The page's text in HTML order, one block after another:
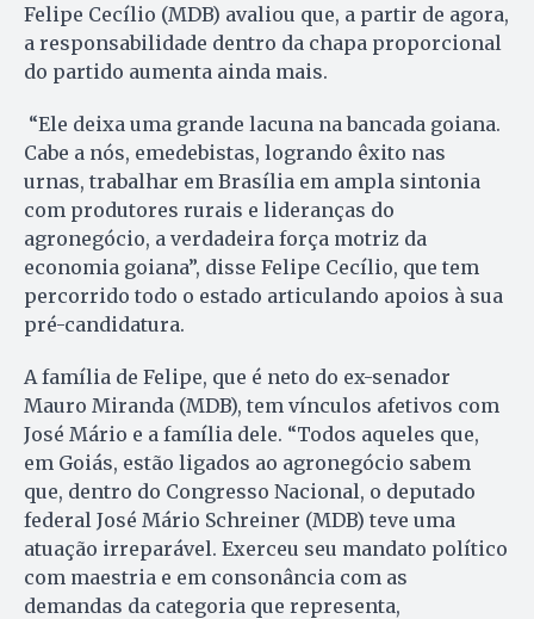
Felipe Cecílio (MDB) avaliou que, a partir de agora,
a responsabilidade dentro da chapa proporcional
do partido aumenta ainda mais.
“Ele deixa uma grande lacuna na bancada goiana.
Cabe a nós, emedebistas, logrando êxito nas
urnas, trabalhar em Brasília em ampla sintonia
com produtores rurais e lideranças do
agronegócio, a verdadeira força motriz da
economia goiana”, disse Felipe Cecílio, que tem
percorrido todo o estado articulando apoios à sua
pré-candidatura.
A família de Felipe, que é neto do ex-senador
Mauro Miranda (MDB), tem vínculos afetivos com
José Mário e a família dele. “Todos aqueles que,
em Goiás, estão ligados ao agronegócio sabem
que, dentro do Congresso Nacional, o deputado
federal José Mário Schreiner (MDB) teve uma
atuação irreparável. Exerceu seu mandato político
com maestria e em consonância com as
demandas da categoria que representa,